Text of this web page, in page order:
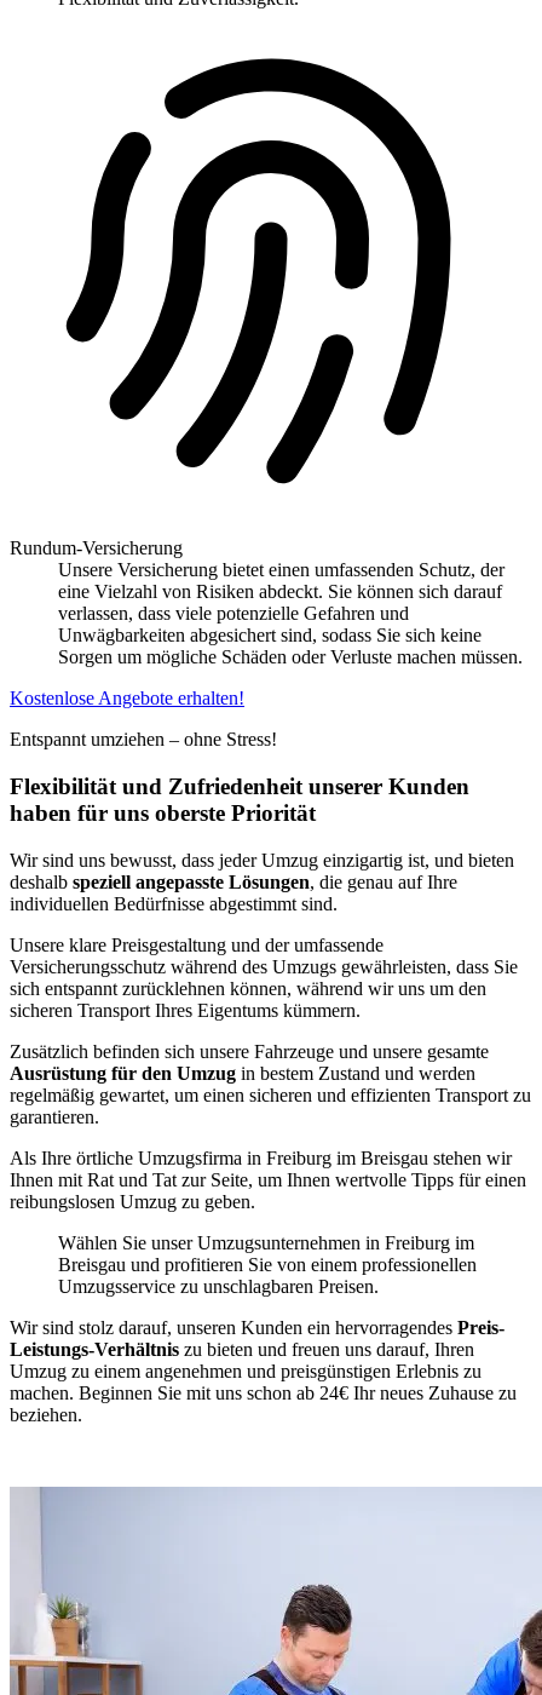
Rundum-Versicherung
Unsere Versicherung bietet einen umfassenden Schutz, der
eine Vielzahl von Risiken abdeckt. Sie können sich darauf
verlassen, dass viele potenzielle Gefahren und
Unwägbarkeiten abgesichert sind, sodass Sie sich keine
Sorgen um mögliche Schäden oder Verluste machen müssen.
Kostenlose Angebote erhalten!
Entspannt umziehen – ohne Stress!
Flexibilität und Zufriedenheit unserer Kunden
haben für uns oberste Priorität
Wir sind uns bewusst, dass jeder Umzug einzigartig ist, und bieten
deshalb speziell angepasste Lösungen, die genau auf Ihre
individuellen Bedürfnisse abgestimmt sind.
Unsere klare Preisgestaltung und der umfassende
Versicherungsschutz während des Umzugs gewährleisten, dass Sie
sich entspannt zurücklehnen können, während wir uns um den
sicheren Transport Ihres Eigentums kümmern.
Zusätzlich befinden sich unsere Fahrzeuge und unsere gesamte
Ausrüstung für den Umzug in bestem Zustand und werden
regelmäßig gewartet, um einen sicheren und effizienten Transport zu
garantieren.
Als Ihre örtliche Umzugsfirma in Freiburg im Breisgau stehen wir
Ihnen mit Rat und Tat zur Seite, um Ihnen wertvolle Tipps für einen
reibungslosen Umzug zu geben.
Wählen Sie unser Umzugsunternehmen in Freiburg im
Breisgau und profitieren Sie von einem professionellen
Umzugsservice zu unschlagbaren Preisen.
Wir sind stolz darauf, unseren Kunden ein hervorragendes Preis-
Leistungs-Verhältnis zu bieten und freuen uns darauf, Ihren
Umzug zu einem angenehmen und preisgünstigen Erlebnis zu
machen. Beginnen Sie mit uns schon ab 24€ Ihr neues Zuhause zu
beziehen.